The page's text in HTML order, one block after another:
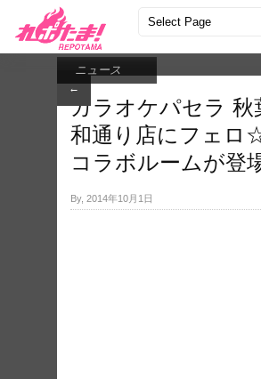
←
ニュース
カラオケパセラ 秋
和通り店にフェロ
コラボルームが登
By, 2014年10月1日